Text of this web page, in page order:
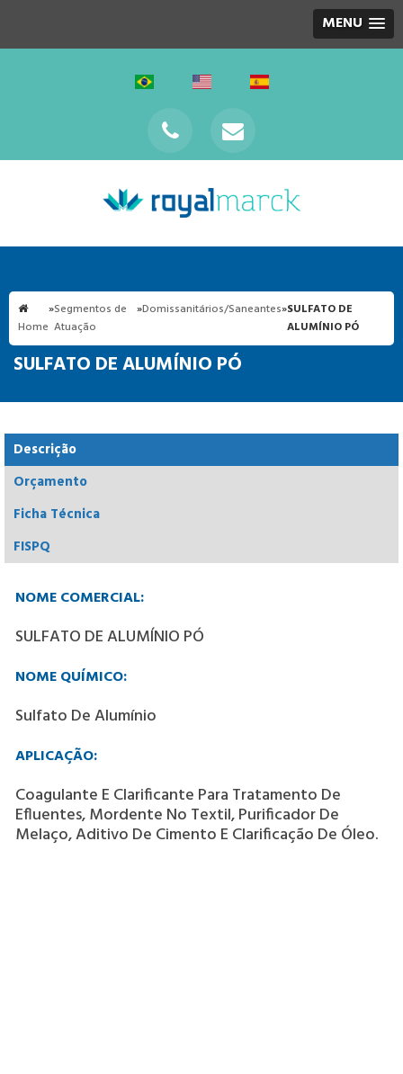
MENU
Home
»Segmentos de
Atuação
»Domissanitários/Saneantes»SULFATO DE
ALUMÍNIO PÓ
SULFATO DE ALUMÍNIO PÓ
Descrição
Orçamento
Ficha Técnica
FISPQ
NOME COMERCIAL:
SULFATO DE ALUMÍNIO PÓ
NOME QUÍMICO:
Sulfato De Alumínio
APLICAÇÃO:
Coagulante E Clarificante Para Tratamento De
Efluentes, Mordente No Textil, Purificador De
Melaço, Aditivo De Cimento E Clarificação De Óleo.